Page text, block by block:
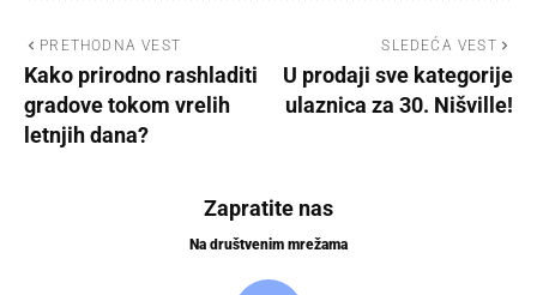
PRETHODNA VEST
Kako prirodno rashladiti
gradove tokom vrelih
letnjih dana?
SLEDEĆA VEST
U prodaji sve kategorije
ulaznica za 30. Nišville!
Zapratite nas
Na društvenim mrežama